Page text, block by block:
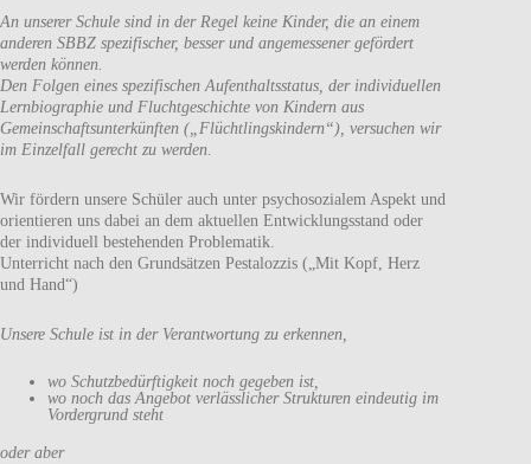
An unserer Schule sind in der Regel keine Kinder, die an einem
anderen SBBZ spezifischer, besser und angemessener gefördert
werden können.
Den Folgen eines spezifischen Aufenthaltsstatus, der individuellen
Lernbiographie und Fluchtgeschichte von Kindern aus
Gemeinschaftsunterkünften („Flüchtlingskindern“), versuchen wir
im Einzelfall gerecht zu werden.
Wir fördern unsere Schüler auch unter psychosozialem Aspekt und
orientieren uns dabei an dem aktuellen Entwicklungsstand oder
der individuell bestehenden Problematik.
Unterricht nach den Grundsätzen Pestalozzis („Mit Kopf, Herz
und Hand“)
Unsere Schule ist in der Verantwortung zu erkennen,
wo Schutzbedürftigkeit noch gegeben ist,
wo noch das Angebot verlässlicher Strukturen eindeutig im
Vordergrund steht
oder aber